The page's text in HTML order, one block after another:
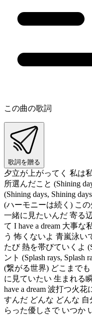
この曲の歌詞
歌詞を贈る
夕立が上がってく 私は
所選んだこと (Shining
(Shining days, Shining
(ハーモニーは続く) この
一緒に見たいんだ 寄る
て I have a dream 大事
う 怖くないよ 青嵐泳い
たび 熱を帯びていくよ
ント (Splash rays,
(繋がる世界) どこまでも
に見ていたい 生まれる
have a dream 波打つ火
すんだ どんな どんな
らった優しさで いつか